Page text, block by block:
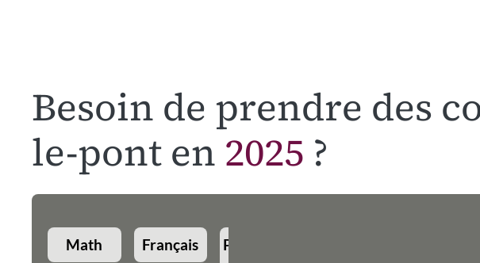
Besoin de prendre des
le-pont en 2025 ?
Math
Français
Physique-